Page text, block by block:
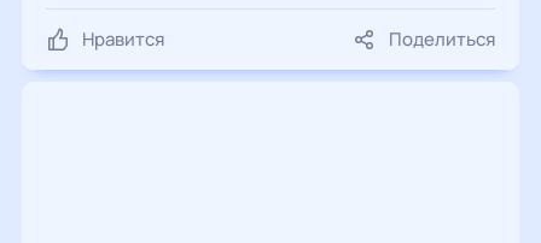
Нравится Поделиться